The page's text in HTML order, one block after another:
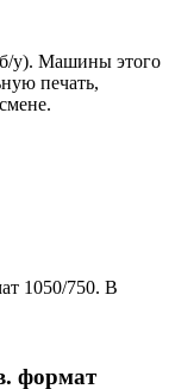
у). Машины этого
печать,
формат